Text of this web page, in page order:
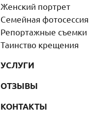
Женский портрет
Семейная фотосессия
Репортажные съемки
Таинство крещения
УСЛУГИ
ОТЗЫВЫ
КОНТАКТЫ